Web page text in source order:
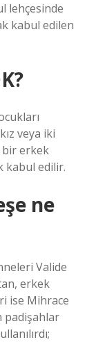
lehçesinde
kabul edilen
veya iki
bir erkek
kabul edilir.
ne
Valide
erkek
ise Mihrace
padişahlar